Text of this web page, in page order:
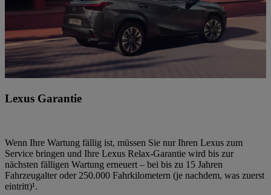
Lexus Garantie
Wenn Ihre Wartung fällig ist, müssen Sie nur Ihren Lexus zum
Service bringen und Ihre Lexus Relax-Garantie wird bis zur
nächsten fälligen Wartung erneuert – bei bis zu 15 Jahren
Fahrzeugalter oder 250.000 Fahrkilometern (je nachdem, was zuerst
eintritt)¹.